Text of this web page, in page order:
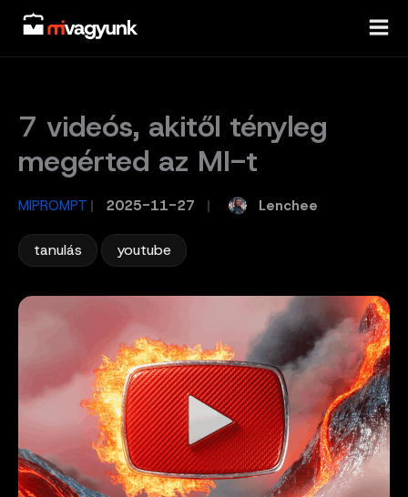
Skip
content
7 videós, akitől tényleg
megérted az MI-t
MIPROMPT / 2025-11-27 Lenchee
tanulás youtube